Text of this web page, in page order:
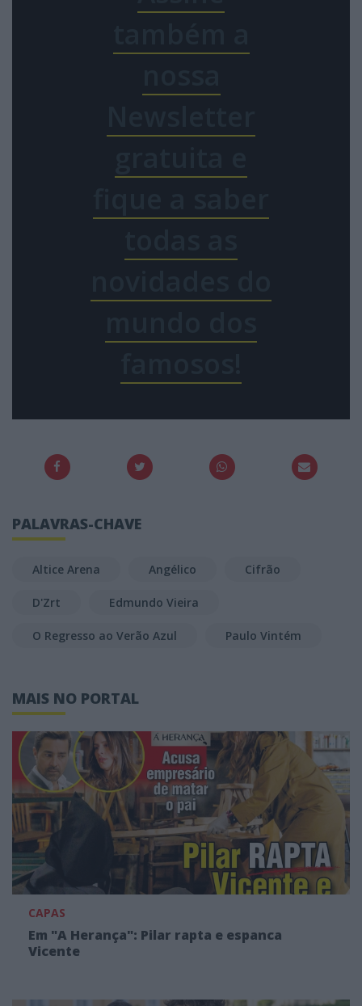
PALAVRAS-CHAVE
Altice Arena Angélico Cifrão
D'Zrt Edmundo Vieira
O Regresso ao Verão Azul Paulo Vintém
MAIS NO PORTAL
CAPAS
Em "A Herança": Pilar rapta e espanca
Vicente